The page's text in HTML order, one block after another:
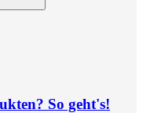
So geht's!